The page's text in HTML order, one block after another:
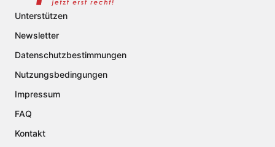
Unterstützen
Newsletter
Datenschutzbestimmungen
Nutzungsbedingungen
Impressum
FAQ
Kontakt